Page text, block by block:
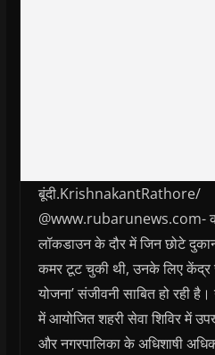
बूंदी.KrishnakantRathore/
@www.rubarunews.com-
लॉकडाउन के दौर में जिन छोटे
कमर टूट चुकी थी, उनके लिए केंद्र
योजना’ संजीवनी साबित हो रही
में आयोजित शहरी सेवा शिविर में
और नगरपालिका के अधिशाषी